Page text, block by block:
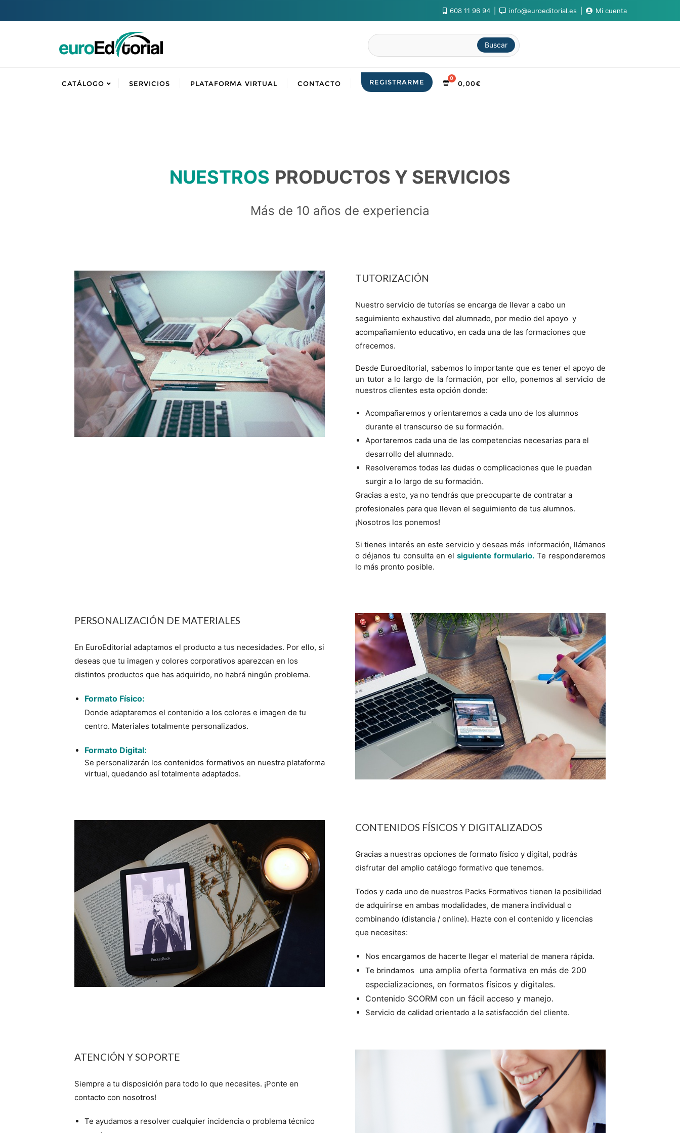
608 11 96 94 info@euroeditorial.es Mi cuenta
Buscar
CATÁLOGO SERVICIOS PLATAFORMA VIRTUAL CONTACTO REGISTRARME 0,00€
NUESTROS PRODUCTOS Y SERVICIOS
Más de 10 años de experiencia
TUTORIZACIÓN
Nuestro servicio de tutorías se encarga de llevar a cabo un
seguimiento exhaustivo del alumnado, por medio del apoyo y
acompañamiento educativo, en cada una de las formaciones que
ofrecemos.
Desde Euroeditorial, sabemos lo importante que es tener el apoyo de
un tutor a lo largo de la formación, por ello, ponemos al servicio de
nuestros clientes esta opción donde:
Acompañaremos y orientaremos a cada uno de los alumnos
durante el transcurso de su formación.
Aportaremos cada una de las competencias necesarias para el
desarrollo del alumnado.
Resolveremos todas las dudas o complicaciones que le puedan
surgir a lo largo de su formación.
Gracias a esto, ya no tendrás que preocuparte de contratar a
profesionales para que lleven el seguimiento de tus alumnos.
¡Nosotros los ponemos!
Si tienes interés en este servicio y deseas más información, llámanos
o déjanos tu consulta en elsiguiente formulario.Te responderemos
lo más pronto posible.
PERSONALIZACIÓN DE MATERIALES
En EuroEditorial adaptamos el producto a tus necesidades. Por ello, si
deseas que tu imagen y colores corporativos aparezcan en los
distintos productos que has adquirido, no habrá ningún problema.
Formato Físico:
Donde adaptaremos el contenido a los colores e imagen de tu
centro. Materiales totalmente personalizados.
Formato Digital:
Se personalizarán los contenidos formativos en nuestra plataforma
virtual, quedando así totalmente adaptados.
CONTENIDOS FÍSICOS Y DIGITALIZADOS
Gracias a nuestras opciones de formato físico y digital, podrás
disfrutar del amplio catálogo formativo que tenemos.
Todos y cada uno de nuestros Packs Formativos tienen la posibilidad
de adquirirse en ambas modalidades, de manera individual o
combinando (distancia / online). Hazte con el contenido y licencias
que necesites:
Nos encargamos de hacerte llegar el material de manera rápida.
Te brindamos
una amplia oferta formativa en más de 200
especializaciones, en formatos físicos y digitales.
Contenido SCORM con un fácil acceso y manejo.
Servicio de calidad orientado a la satisfacción del cliente.
ATENCIÓN Y SOPORTE
Siempre a tu disposición para todo lo que necesites. ¡Ponte en
contacto con nosotros!
Te ayudamos a resolver cualquier incidencia o problema técnico